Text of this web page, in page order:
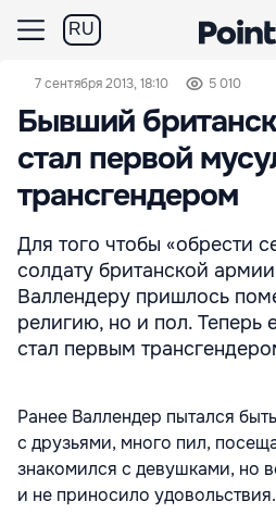
RU
7 сентября 2013, 18:10 5 010
Бывший
стал первой
трансгендером
Для того чтобы «обрести
солдату британской
Валлендеру пришлось
религию, но и пол. Теперь
стал первым
Ранее Валлендер пытался
с друзьями, много пил,
знакомился с девушками, но
и не приносило удовольствия.